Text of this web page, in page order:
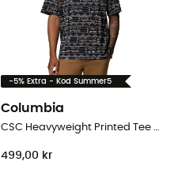
-5% Extra - Kod Summer5
Columbia
CSC Heavyweight Printed Tee - T-shirt - Herr
499,00 kr